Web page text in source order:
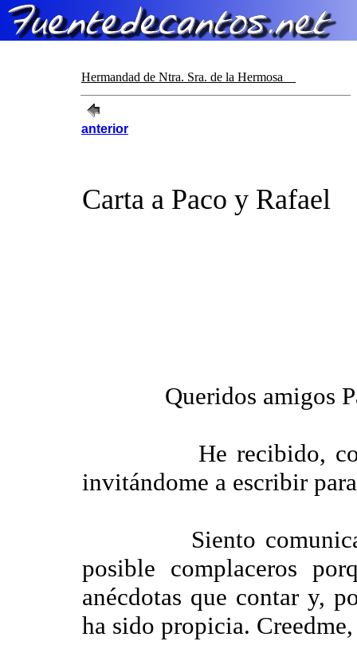
Hermandad de Ntra. Sra. de la Hermosa
anterior
Carta a Paco y Rafael
Queridos amigos
He recibido, como
invitándome a escribir
Siento comunicaros
posible complaceros
anécdotas que contar y,
ha sido propicia.